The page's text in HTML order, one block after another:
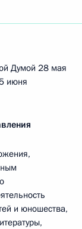
Думой 28 мая
июня
и юношества,